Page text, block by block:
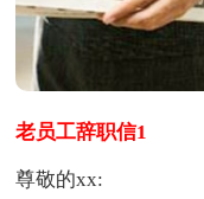
老员工辞职信1
尊敬的xx: